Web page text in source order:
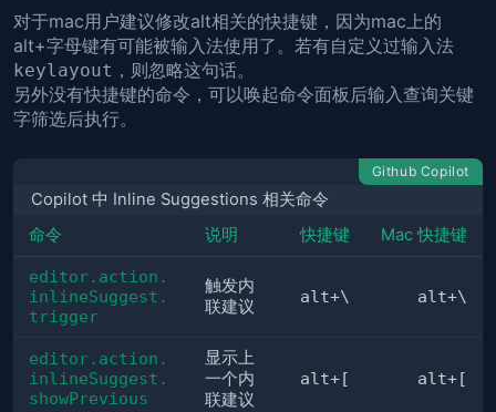
对于mac用户建议修改alt相关的快捷键，因为mac上的
alt+字母键有可能被输入法使用了。若有自定义过输入法
keylayout ，则忽略这句话。
另外没有快捷键的命令，可以唤起命令面板 后输入查询关键
字筛选后执行。
Github Copilot
Copilot 中 Inline Suggestions 相关命令
命令
说明 快捷键 Mac 快捷键
editor.action.
inlineSuggest.
trigger
触发内
联建议
alt+\ alt+\
editor.action.
inlineSuggest.
showPrevious
显示上
一个内
联建议
alt+[ alt+[